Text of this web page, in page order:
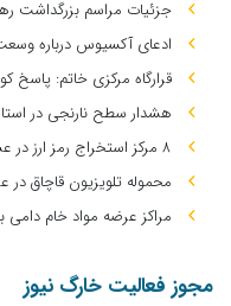
جزئیات مراسم بزرگداشت
ادعای آکسیوس درباره
قرارگاه مرکزی خاتم: پاسخ
هشدار سطح نارنجی در
۸ مرکز استخراج رمز ارز در عسلویه متلاشی شد
محموله تلویزیون قاچاق
مراکز عرضه مواد خام دامی
مجوز فعالیت خارگ نیوز